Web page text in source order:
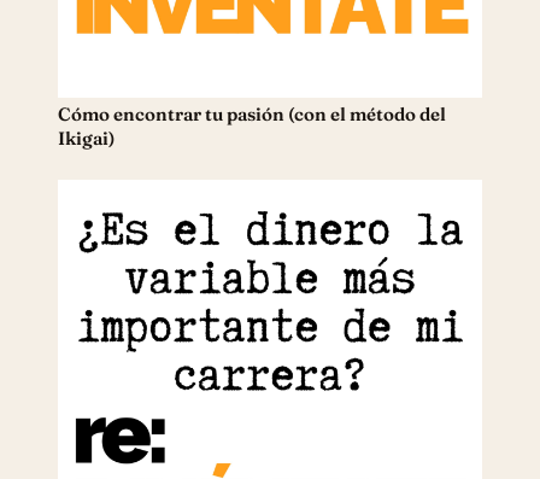
Cómo encontrar tu pasión (con el método del
Ikigai)